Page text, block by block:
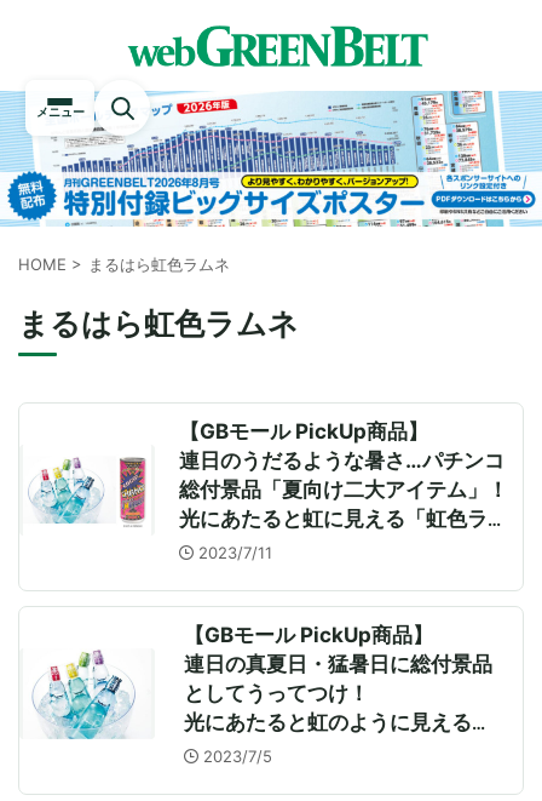
メニュー
HOME > まるはら虹色ラムネ
まるはら虹色ラムネ
【GBモール PickUp商品】
連日のうだるような暑さ…パチンコ
総付景品「夏向け二大アイテム」！
光にあたると虹に見える「虹色ラム
ネ」＆気分爽快「ジャグラーエナジ
2023/7/11
【GBモール PickUp商品】
連日の真夏日・猛暑日に総付景品
としてうってつけ！
光にあたると虹のように見える
「虹色ラムネ」
2023/7/5